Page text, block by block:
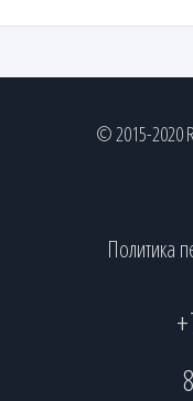
© 2015-2020
Политика